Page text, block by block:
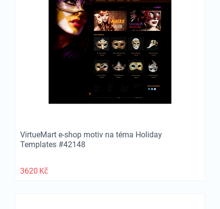
VirtueMart e-shop motiv na téma Holiday
Templates #42148
3620 Kč